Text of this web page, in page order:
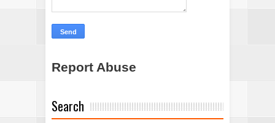
Report Abuse
Search